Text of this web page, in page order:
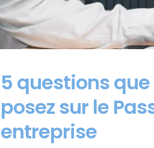
5 questions
posez sur le
entreprise